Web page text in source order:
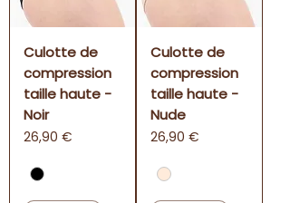
Culotte de
compression
taille haute -
Noir
Preis
26,90 €
Culotte de
compression
taille haute -
Nude
Preis
26,90 €